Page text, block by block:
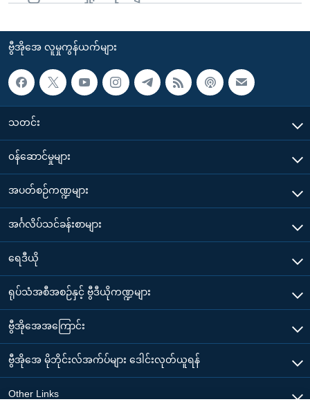
ဗွီအိုအေ လူမှုကွန်ယက်များ
သတင်း
၀န်ဆောင်မှုများ
အပတ်စဉ်ကဏ္ဍများ
အင်္ဂလိပ်သင်ခန်းစာများ
ရေဒီယို
ရုပ်သံအစီအစဉ်နှင့် ဗွီဒီယိုကဏ္ဍများ
ဗွီအိုအေအကြောင်း
ဗွီအိုအေ မိုဘိုင်းလ်အက်ပ်များ ဒေါင်းလုတ်ယူရန်
Other Links